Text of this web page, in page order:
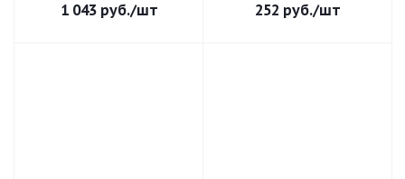
1 043руб./шт 252 руб./шт